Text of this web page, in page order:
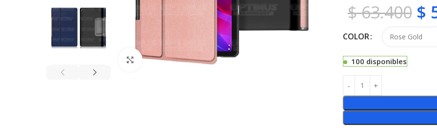
Click to enlarge
$63.400 $
COLOR
100 disponibles